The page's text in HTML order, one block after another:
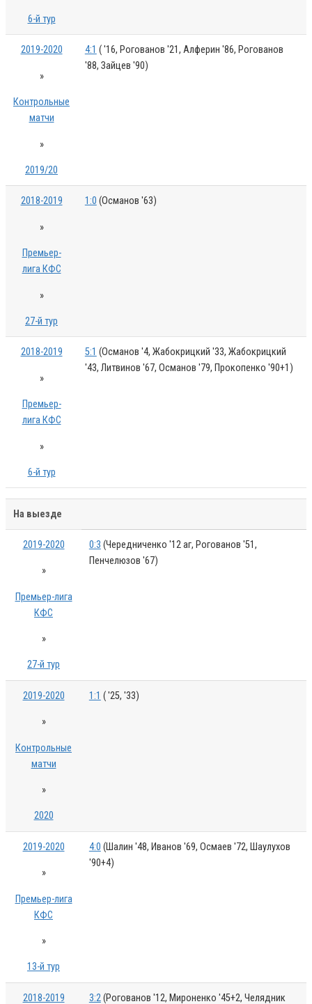
6-й тур
2019-2020
»
Контрольные
матчи
»
2019/20
4:1 ( '16, Рогованов '21, Алферин '86, Рогованов
'88, Зайцев '90)
2018-2019
»
Премьер-
лига КФС
»
27-й тур
1:0 (Османов '63)
2018-2019
»
Премьер-
лига КФС
»
6-й тур
5:1 (Османов '4, Жабокрицкий '33, Жабокрицкий
'43, Литвинов '67, Османов '79, Прокопенко '90+1)
На выезде
2019-2020
»
Премьер-лига
КФС
»
27-й тур
0:3 (Чередниченко '12 аг, Рогованов '51,
Пенчелюзов '67)
2019-2020
»
Контрольные
матчи
»
2020
1:1 ( '25, '33)
2019-2020
»
Премьер-лига
КФС
»
13-й тур
4:0 (Шалин '48, Иванов '69, Осмаев '72, Шаулухов
'90+4)
2018-2019 3:2(Рогованов '12, Мироненко '45+2, Челядник